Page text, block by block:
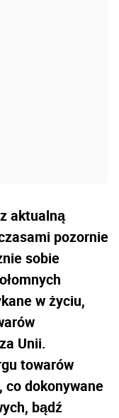
aktualną
pozornie
sobie
w życiu,
Unii.
towarów
co dokonywane
bądź